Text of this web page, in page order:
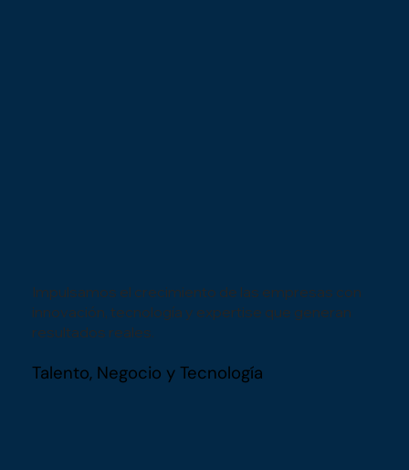
Impulsamos el crecimiento de las empresas con
innovación, tecnología y expertise que generan
resultados reales.
Talento, Negocio y Tecnología